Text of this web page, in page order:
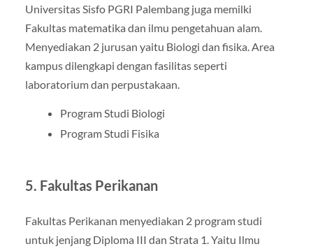
Universitas Sisfo PGRI Palembang juga memilki
Fakultas matematika dan ilmu pengetahuan alam.
Menyediakan 2 jurusan yaitu Biologi dan fisika. Area
kampus dilengkapi dengan fasilitas seperti
laboratorium dan perpustakaan.
Program Studi Biologi
Program Studi Fisika
5. Fakultas Perikanan
Fakultas Perikanan menyediakan 2 program studi
untuk jenjang Diploma III dan Strata 1. Yaitu Ilmu